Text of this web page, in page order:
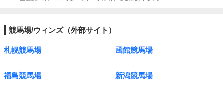
競馬場/ウィンズ（外部サイト）
札幌競馬場 函館競馬場
福島競馬場 新潟競馬場